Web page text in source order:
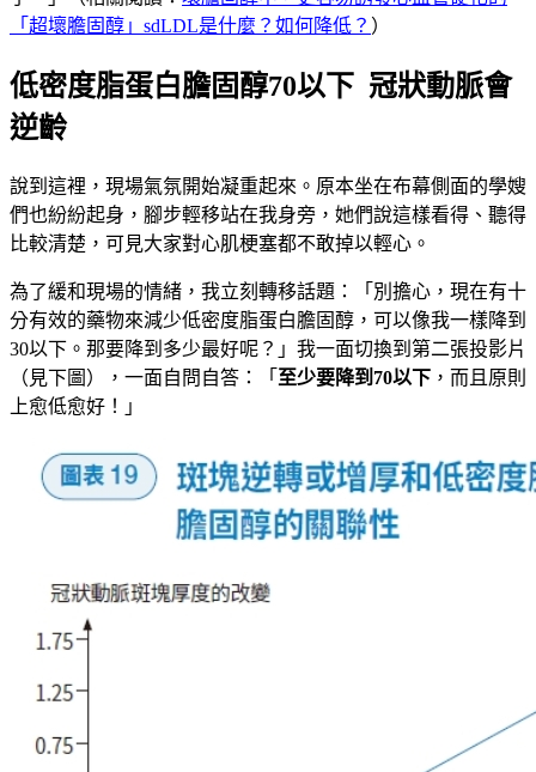
「超壞膽固醇」sdLDL是什麼？如何降低？ ）
低密度脂蛋白膽固醇70以下 冠狀動脈會
逆齡
說到這裡，現場氣氛開始凝重起來。原本坐在布幕側面的學嫂
們也紛紛起身，腳步輕移站在我身旁，她們說這樣看得、聽得
比較清楚，可見大家對心肌梗塞都不敢掉以輕心。
為了緩和現場的情緒，我立刻轉移話題：「別擔心，現在有十
分有效的藥物來減少低密度脂蛋白膽固醇，可以像我一樣降到
30以下。那要降到多少最好呢？」我一面切換到第二張投影片
（見下圖），一面自問自答：「 至少要降到 70以下 ，而且原則
上愈低愈好！」